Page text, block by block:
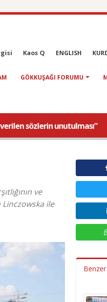
Kaos Q ENGLISH
GÖKKUŞAĞI FORUMU
sözlerin unutulması”
ve
ile